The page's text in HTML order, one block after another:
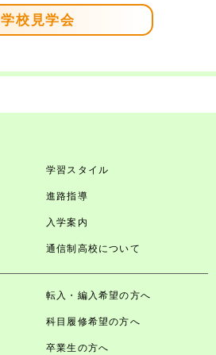
学校見学会
学習スタイル
進路指導
入学案内
通信制高校について
転入・編入希望の方へ
科目履修希望の方へ
卒業生の方へ